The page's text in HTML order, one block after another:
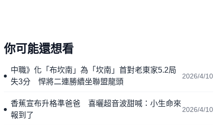
你可能還想看
中職》化「布坎南」為「坎南」首對老東家5.2局
失3分 悍將二連勝續坐聯盟龍頭
2026/4/10
香蕉宣布升格準爸爸 喜曬超音波甜喊：小生命來
報到了
2026/4/10